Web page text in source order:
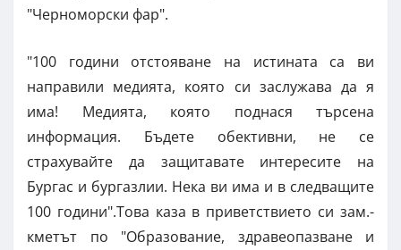
"Черноморски фар".
"100 години отстояване на истината са ви
направили медията, която си заслужава да я
има! Медията, която поднася търсена
информация. Бъдете обективни, не се
страхувайте да защитавате интересите на
Бургас и бургазлии. Нека ви има и в следващите
100 години".Това каза в приветствието си зам.-
кметът по "Образование, здравеопазване и